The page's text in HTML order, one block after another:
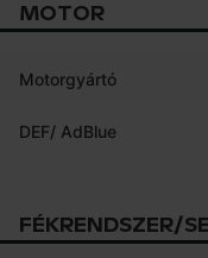
MOTOR
Motorgyártó
DEF/ AdBlue
FÉKRENDSZER/